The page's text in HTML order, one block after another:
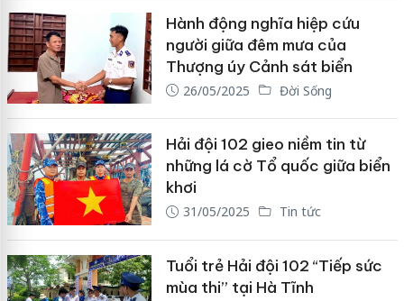
Hành động nghĩa hiệp cứu
người giữa đêm mưa của
Thượng úy Cảnh sát biển
26/05/2025 Đời Sống
Hải đội 102 gieo niềm tin từ
những lá cờ Tổ quốc giữa biển
khơi
31/05/2025 Tin tức
Tuổi trẻ Hải đội 102 “Tiếp sức
mùa thi” tại Hà Tĩnh